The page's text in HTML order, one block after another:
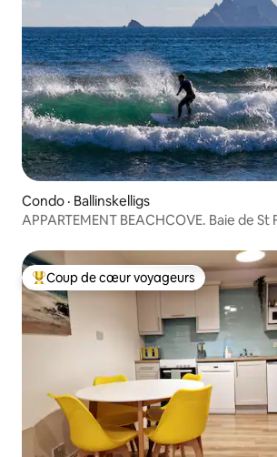
Condo · Ballinskelligs
APPARTEMENT BEACHCOVE. Baie de St
Coup de cœur voyageurs parmi les plus
Coup de cœur voyageurs